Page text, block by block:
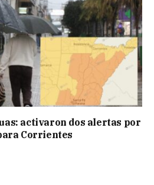
activaron dos alertas por
Corrientes